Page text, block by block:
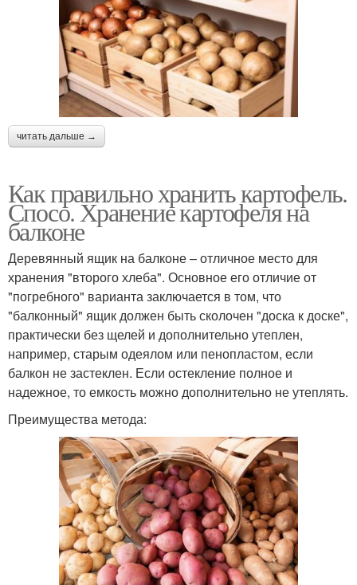
читать дальше →
Как правильно хранить картофель.
Спосо. Хранение картофеля на
балконе
Деревянный ящик на балконе – отличное место для
хранения "второго хлеба". Основное его отличие от
"погребного" варианта заключается в том, что
"балконный" ящик должен быть сколочен "доска к доске",
практически без щелей и дополнительно утеплен,
например, старым одеялом или пенопластом, если
балкон не застеклен. Если остекление полное и
надежное, то емкость можно дополнительно не утеплять.
Преимущества метода: